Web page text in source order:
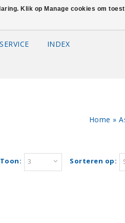
INDEX
Home »
Sorteren op:
Toon: 3
Klik op Manage cookies om